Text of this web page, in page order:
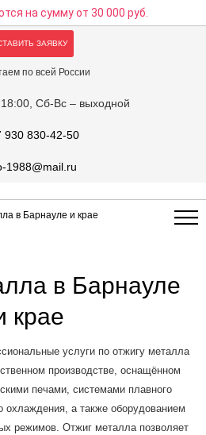
на суммуот 30 000 руб.
ЗАЯВКУ
по всей России
Сб-Вс – выходной
930 830-42-50
1988@mail.ru
в Барнауле и крае
в Барнауле
крае
услуги по отжигу металла
производстве, оснащённом
печами, системами плавного
охлаждения, а также оборудованием
режимов. Отжиг металла позволяет